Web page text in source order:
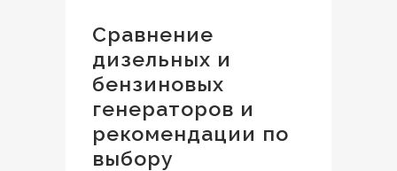
Сравнение
дизельных и
бензиновых
генераторов и
рекомендации по
выбору